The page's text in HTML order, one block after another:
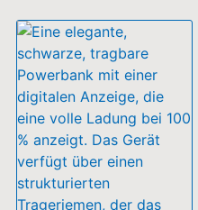
EcoFlow Rapid 25k mit
einziehbarem Kabel
109,99 €
inkl. MwSt.